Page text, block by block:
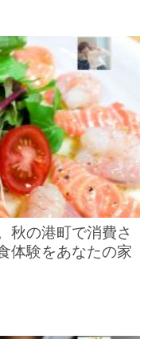
秋の港町で消費さ
体験をあなたの家